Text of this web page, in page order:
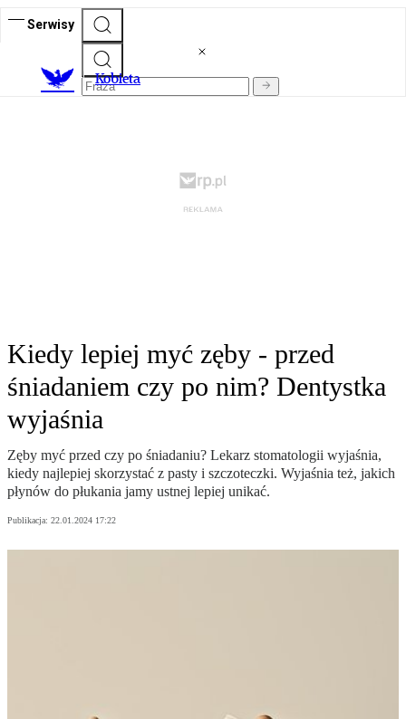
Serwisy
Kobieta
Kiedy lepiej myć zęby - przed
śniadaniem czy po nim? Dentystka
wyjaśnia
Zęby myć przed czy po śniadaniu? Lekarz stomatologii wyjaśnia,
kiedy najlepiej skorzystać z pasty i szczoteczki. Wyjaśnia też, jakich
płynów do płukania jamy ustnej lepiej unikać.
Publikacja: 22.01.2024 17:22